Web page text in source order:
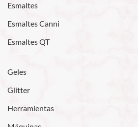
Esmaltes
Esmaltes Canni
Esmaltes QT
Geles
Glitter
Herramientas